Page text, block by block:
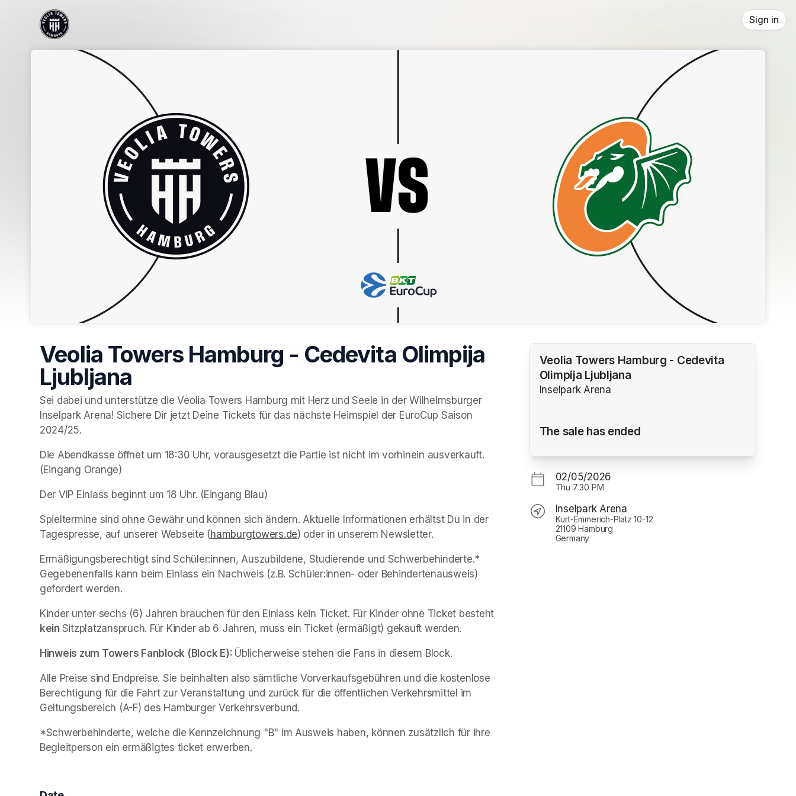
Skip header
Sign in
Veolia Towers Hamburg - Cedevita Olimpija
Ljubljana
Sei dabei und unterstütze die Veolia Towers Hamburg mit Herz und Seele in der Wilhelmsburger
Inselpark Arena! Sichere Dir jetzt Deine Tickets für das nächste Heimspiel der EuroCup Saison
2024/25.
Die Abendkasse öffnet um 18:30 Uhr, vorausgesetzt die Partie ist nicht im vorhinein ausverkauft.
(Eingang Orange)
Der VIP Einlass beginnt um 18 Uhr. (Eingang Blau)
Spieltermine sind ohne Gewähr und können sich ändern. Aktuelle Informationen erhältst Du in der
Tagespresse, auf unserer Webseite (hamburgtowers.de(opens in a new tab)
) oder in unserem Newsletter.
Ermäßigungsberechtigt sind Schüler:innen, Auszubildene, Studierende und Schwerbehinderte.*
Gegebenenfalls kann beim Einlass ein Nachweis (z.B. Schüler:innen- oder Behindertenausweis)
gefordert werden.
kein Sitzplatzanspruch. Für Kinder ab 6 Jahren, muss ein Ticket (ermäßigt) gekauft werden.
Hinweis zum Towers Fanblock (Block E): Üblicherweise stehen die Fans in diesem Block.
Alle Preise sind Endpreise. Sie beinhalten also sämtliche Vorverkaufsgebühren und die kostenlose
Berechtigung für die Fahrt zur Veranstaltung und zurück für die öffentlichen Verkehrsmittel im
Geltungsbereich (A-F) des Hamburger Verkehrsverbund.
*Schwerbehinderte, welche die Kennzeichnung "B" im Ausweis haben, können zusätzlich für ihre
Begleitperson ein ermäßigtes ticket erwerben.
Veolia Towers Hamburg - Cedevita
Olimpija Ljubljana
Inselpark Arena
The sale has ended
02/05/2026
Thu 7:30 PM
Inselpark Arena
Kurt-Emmerich-Platz 10-12
21109 Hamburg
Germany